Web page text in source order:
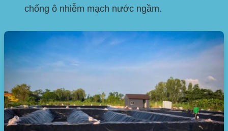
chống ô nhiễm mạch nước ngầm.